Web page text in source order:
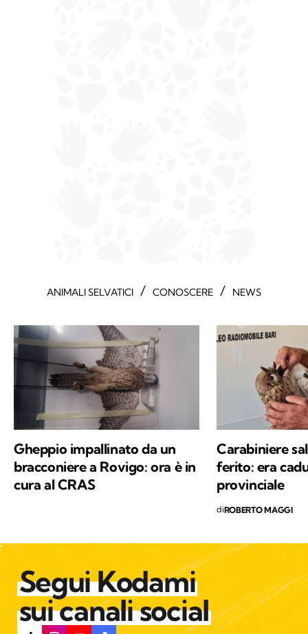
ANIMALI SELVATICI / CONOSCERE / NEWS
Gheppio impallinato da un
bracconiere a Rovigo: ora è in
cura al CRAS
Carabiniere
ferito: era
provinciale
diROBERTO MAGGI
Segui Kodami
sui canali social